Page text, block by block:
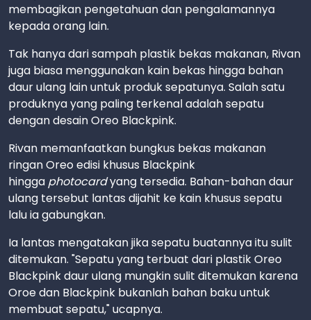
membagikan pengetahuan dan pengalamannya
kepada orang lain.
Tak hanya dari sampah plastik bekas makanan, Rivan
juga biasa menggunakan kain bekas hingga bahan
daur ulang lain untuk produk sepatunya. Salah satu
produknya yang paling terkenal adalah sepatu
dengan desain Oreo Blackpink.
Rivan memanfaatkan bungkus bekas makanan
ringan Oreo edisi khusus Blackpink
hingga photocardyang tersedia. Bahan-bahan daur
ulang tersebut lantas dijahit ke kain khusus sepatu
lalu ia gabungkan.
Ia lantas mengatakan jika sepatu buatannya itu sulit
ditemukan. "Sepatu yang terbuat dari plastik Oreo
Blackpink daur ulang mungkin sulit ditemukan karena
Oroe dan Blackpink bukanlah bahan baku untuk
membuat sepatu," ucapnya.